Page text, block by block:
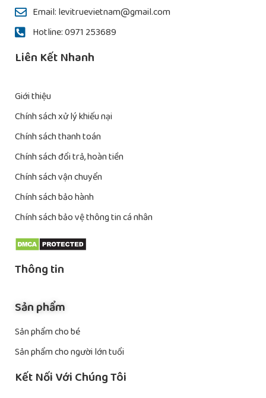
Email: levitruevietnam@gmail.com
Hotline: 0971 253689
Liên Kết Nhanh
Giới thiệu
Chính sách xử lý khiếu nại
Chính sách thanh toán
Chính sách đổi trả, hoàn tiền
Chính sách vận chuyển
Chính sách bảo hành
Chính sách bảo vệ thông tin cá nhân
Thông tin
Sản phẩm
Sản phẩm cho bé
Sản phẩm cho người lớn tuổi
Kết Nối Với Chúng Tôi